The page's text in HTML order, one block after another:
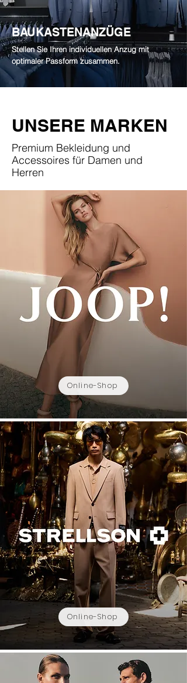
BAUKASTENANZÜGE
Stellen Sie Ihren individuellen Anzug mit
optimaler Passform zusammen.
UNSERE MARKEN
Premium Bekleidung und
Accessoires für Damen und
Herren
Online-Shop
Online-Shop